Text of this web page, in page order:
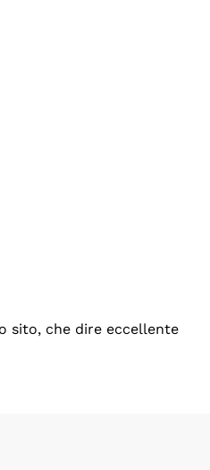
sito, che dire eccellente